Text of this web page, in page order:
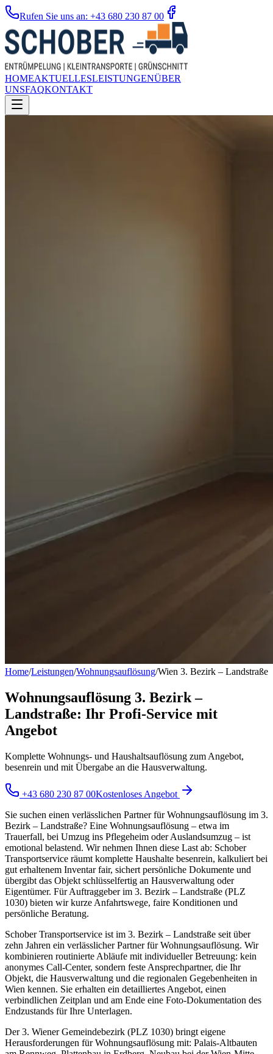
Rufen Sie uns an: +43 680 230 87 00
HOMEAKTUELLESLEISTUNGENÜBER
UNSFAQKONTAKT
Home/Leistungen/Wohnungsauflösung/Wien 3. Bezirk – Landstraße
Wohnungsauflösung 3. Bezirk –
Landstraße: Ihr Profi-Service mit
Angebot
Komplette Wohnungs- und Haushaltsauflösung zum Angebot,
besenrein und mit Übergabe an die Hausverwaltung.
+43 680 230 87 00Kostenloses Angebot
Sie suchen einen verlässlichen Partner für Wohnungsauflösung im 3.
Bezirk – Landstraße? Eine Wohnungsauflösung – etwa im
Trauerfall, bei Umzug ins Pflegeheim oder Auslandsumzug – ist
emotional belastend. Wir nehmen Ihnen diese Last ab: Schober
Transportservice räumt komplette Haushalte besenrein, kalkuliert bei
gut erhaltenem Inventar fair, sichert persönliche Dokumente und
übergibt das Objekt schlüsselfertig an Hausverwaltung oder
Eigentümer. Für Auftraggeber im 3. Bezirk – Landstraße (PLZ
1030) bieten wir kurze Anfahrtswege, faire Konditionen und
persönliche Beratung.
Schober Transportservice ist im 3. Bezirk – Landstraße seit über
zehn Jahren ein verlässlicher Partner für Wohnungsauflösung. Wir
kombinieren routinierte Abläufe mit individueller Betreuung: kein
anonymes Call-Center, sondern feste Ansprechpartner, die Ihr
Objekt, die Hausverwaltung und die regionalen Gegebenheiten in
Wien kennen. Sie erhalten ein detailliertes Angebot, einen
verbindlichen Zeitplan und am Ende eine Foto-Dokumentation des
Endzustands für Ihre Unterlagen.
Der 3. Wiener Gemeindebezirk (PLZ 1030) bringt eigene
Herausforderungen für Wohnungsauflösung mit: Palais-Altbauten